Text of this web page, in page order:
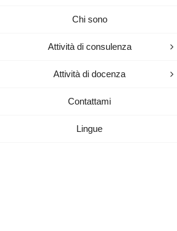
Chi sono
Attività di consulenza
Attività di docenza
Contattami
Lingue